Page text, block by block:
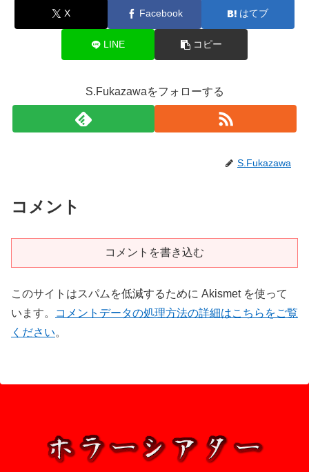
X Facebook はてブ
LINE コピー
S.Fukazawaをフォローする
S.Fukazawa
コメント
コメントを書き込む
このサイトはスパムを低減するために Akismet を使って
います。
コメントデータの処理方法の詳細はこちらをご覧
ください。